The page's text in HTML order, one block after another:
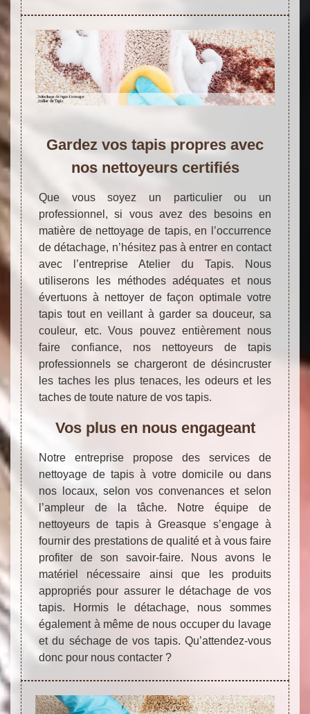
Gardez vos tapis propres avec
nos nettoyeurs certifiés
Que vous soyez un particulier ou un
professionnel, si vous avez des besoins en
matière de nettoyage de tapis, en l’occurrence
de détachage, n’hésitez pas à entrer en contact
avec l’entreprise Atelier du Tapis. Nous
utiliserons les méthodes adéquates et nous
évertuons à nettoyer de façon optimale votre
tapis tout en veillant à garder sa douceur, sa
couleur, etc. Vous pouvez entièrement nous
faire confiance, nos nettoyeurs de tapis
professionnels se chargeront de désincruster
les taches les plus tenaces, les odeurs et les
taches de toute nature de vos tapis.
Vos plus en nous engageant
Notre entreprise propose des services de
nettoyage de tapis à votre domicile ou dans
nos locaux, selon vos convenances et selon
l’ampleur de la tâche. Notre équipe de
nettoyeurs de tapis à Greasque s’engage à
fournir des prestations de qualité et à vous faire
profiter de son savoir-faire. Nous avons le
matériel nécessaire ainsi que les produits
appropriés pour assurer le détachage de vos
tapis. Hormis le détachage, nous sommes
également à même de nous occuper du lavage
et du séchage de vos tapis. Qu’attendez-vous
donc pour nous contacter ?